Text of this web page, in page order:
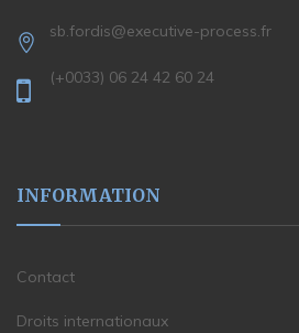
sb.fordis@executive-process.fr
(+0033) 06 24 42 60 24
INFORMATION
Contact
Droits internationaux